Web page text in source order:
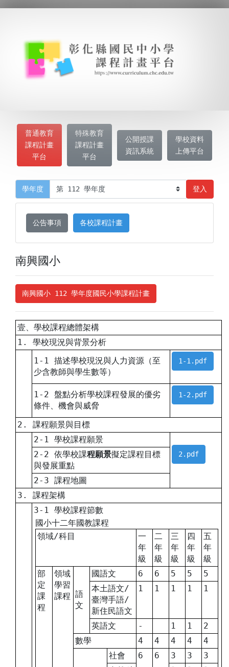
普通教育
課程計畫
平台
特殊教育
課程計畫
平台
公開授課
資訊系統
學校資料
上傳平台
學年度 登入
公告事項 各校課程計畫
南興國小
南興國小 112 學年度國民小學課程計畫
壹、學校課程總體架構
1. 學校現況與背景分析
1-1 描述學校現況與人力資源（至
少含教師與學生數等）
1-1.pdf
1-2 盤點分析學校課程發展的優劣
條件、機會與威脅
1-2.pdf
2. 課程願景與目標
2-1 學校課程願景
2.pdf
2-2 依學校課程願景擬定課程目標
與發展重點
2-3 課程地圖
3. 課程架構
3-1 學校課程節數
國小十二年國教課程
領域/科目
一
年
級
二
年
級
三
年
級
四
年
級
五
年
級
部
定
課
程
領域
學習
課程 語
文
國語文 6 6 5 5
5
本土語文/
臺灣手語/
新住民語文
1 1 1 1 1
英語文 - 1 1
2
數學
4 4 4 4 4
社會 6 6 3 3
3